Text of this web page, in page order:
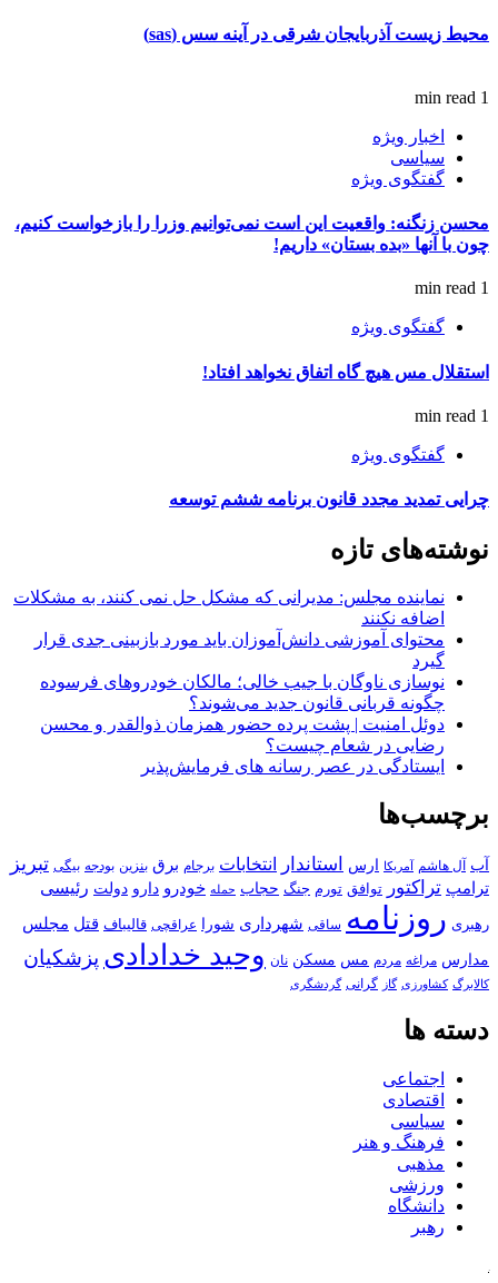
محیط زیست آذربایجان شرقی در آینه سس (sas)
1 min read
اخبار ویژه
سیاسی
گفتگوی ویژه
محسن زنگنه: واقعیت این است نمی‌توانیم وزرا را بازخواست کنیم،
چون با آنها «بده بستان» داریم!
1 min read
گفتگوی ویژه
استقلال مس هیچ گاه اتفاق نخواهد افتاد!
1 min read
گفتگوی ویژه
چرایی تمدید مجدد قانون برنامه ششم توسعه
نوشته‌های تازه
نماینده مجلس: مدیرانی که مشکل حل نمی کنند، به مشکلات
اضافه نکنند
محتوای آموزشی دانش‌آموزان باید مورد بازبینی جدی قرار
گیرد
نوسازی ناوگان با جیب خالی؛ مالکان خودرو‌های فرسوده
چگونه قربانی قانون جدید می‌شوند؟
دوئل امنیت | پشت پرده حضور همزمان ذوالقدر و محسن
رضایی در شعام چیست؟
ایستادگی در عصر رسانه های فرمایش‌پذیر
برچسب‌ها
آب آل هاشم آمریکا ارس استاندار انتخابات برجام برق بنزین بودجه بیگی تبریز
ترامپ تراکتور توافق تورم جنگ حجاب حمله خودرو دارو دولت رئیسی
رهبری روزنامه ساقی شهرداری شورا عراقچی قالیباف قتل مجلس
مدارس مراغه مردم مس مسکن نان وحید خدادادی پزشکیان
کالابرگ کشاورزی گاز گرانی گردشگری
دسته ها
اجتماعی
اقتصادی
سیاسی
فرهنگ و هنر
مذهبی
ورزشی
دانشگاه
رهبر